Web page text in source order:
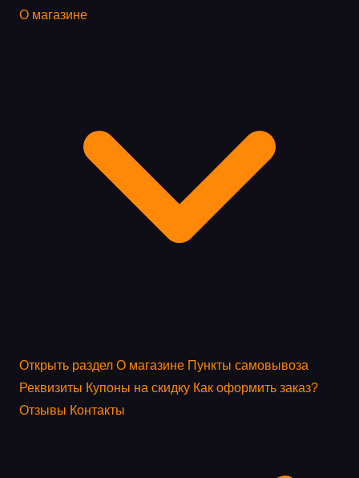
О магазине
Открыть раздел О магазине Пункты самовывоза
Реквизиты Купоны на скидку Как оформить заказ?
Отзывы Контакты